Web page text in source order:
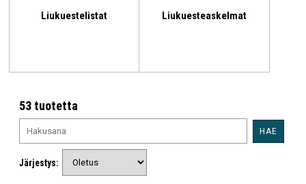
Liukuestelistat Liukuesteaskelmat
53 tuotetta
HAE
Järjestys: